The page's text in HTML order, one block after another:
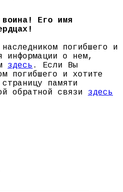
воина! Его имя
погибшего и
информации о нем,
здесь . Если Вы
погибшего и хотите
памяти
обратной связи здесь